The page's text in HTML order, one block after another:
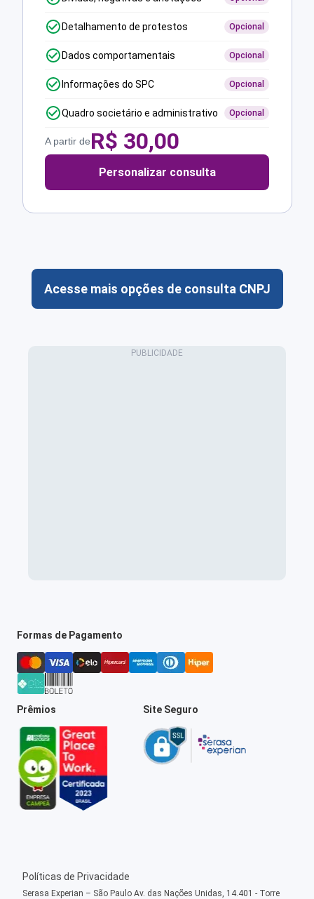
Detalhamento de protestos Opcional
Dados comportamentais Opcional
Informações do SPC Opcional
Quadro societário e administrativo Opcional
A partir deR$ 30,00
Personalizar consulta
Acesse mais opções de consulta CNPJ
Formas de Pagamento
Prêmios Site Seguro
Políticas de Privacidade
Serasa Experian – São Paulo Av. das Nações Unidas, 14.401 - Torre